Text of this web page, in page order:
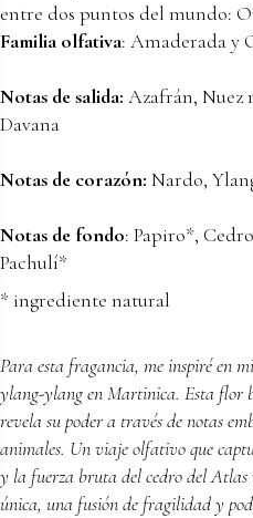
entre dos puntos del mundo:
Familia olfativa: Amaderada y
Notas de salida: Azafrán, Nuez
Davana
Notas de corazón: Nardo,
Notas de fondo: Papiro*,
Pachulí*
* ingrediente natural
Para esta fragancia, me inspiré en
ylang-ylang en Martinica. Esta flor
revela su poder a través de notas
animales. Un viaje olfativo que
y la fuerza bruta del cedro del Atlas
única, una fusión de fragilidad y